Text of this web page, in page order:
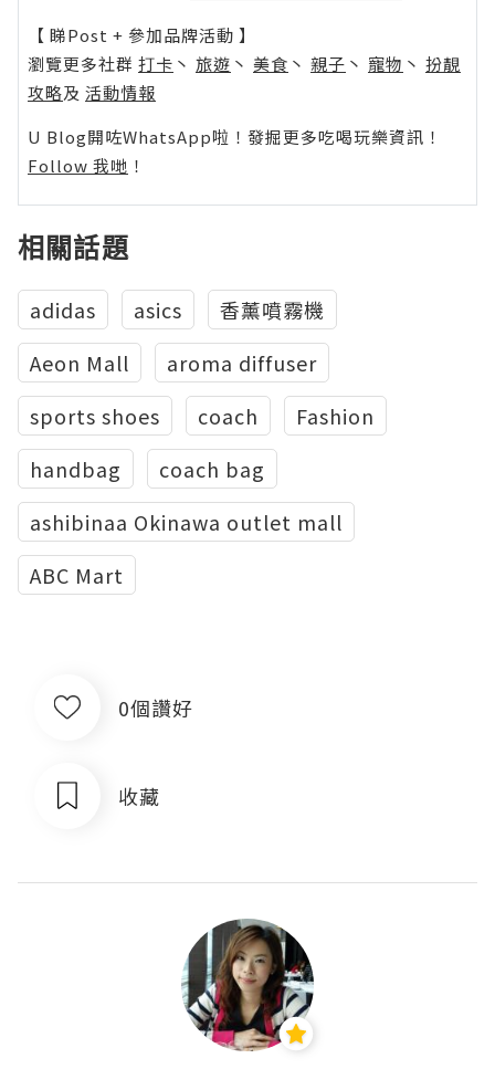
【 睇Post + 參加品牌活動 】
瀏覽更多社群 打卡 丶 旅遊 丶 美食 丶 親子 丶 寵物 丶 扮靚
攻略及 活動情報
U Blog開咗WhatsApp啦！發掘更多吃喝玩樂資訊！
Follow 我哋 ！
相關話題
adidas asics
香薰噴霧機
Aeon Mall
aroma diffuser
sports shoes
coach
Fashion
handbag
coach bag
ashibinaa Okinawa outlet mall
ABC Mart
0個讚好
收藏